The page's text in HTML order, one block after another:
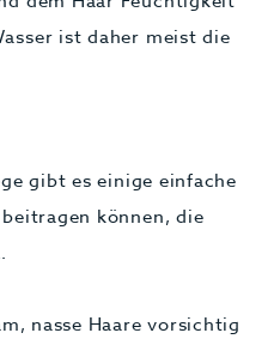
ist daher meist die
gibt es einige einfache
können, die
nasse Haare vorsichtig